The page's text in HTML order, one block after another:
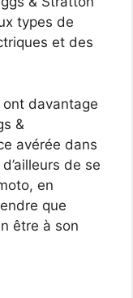
types de
et des
davantage
&
avérée dans
de se
en
que
être à son